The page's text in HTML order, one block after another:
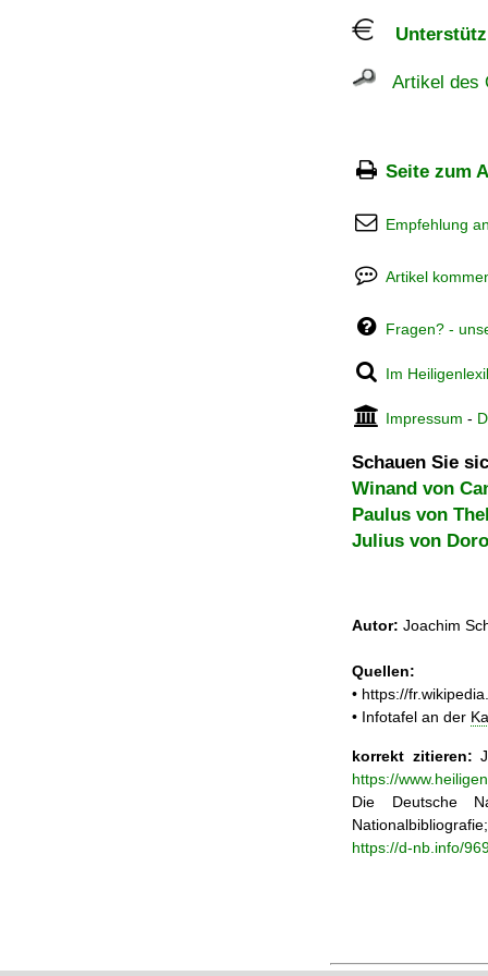
Artikel des
Seite zum
Empfehlung
Artikel
Fragen? -
Im
Impressum -
Schauen Sie
Winand von
Paulus von
Julius von
Autor: Joachim
Quellen:
• https://
• Infotafel an der
korrekt zitieren:
https://
Die Deutsche
https://d-nb.info/